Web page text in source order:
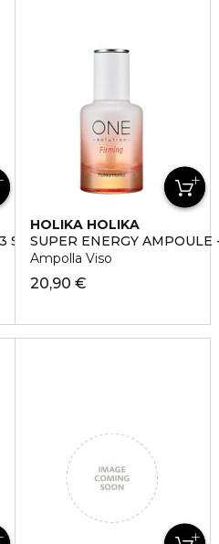
SERUM
HOLIKA HOLIKA
SUPER ENERGY AMPOULE
Ampolla Viso
20,90 €